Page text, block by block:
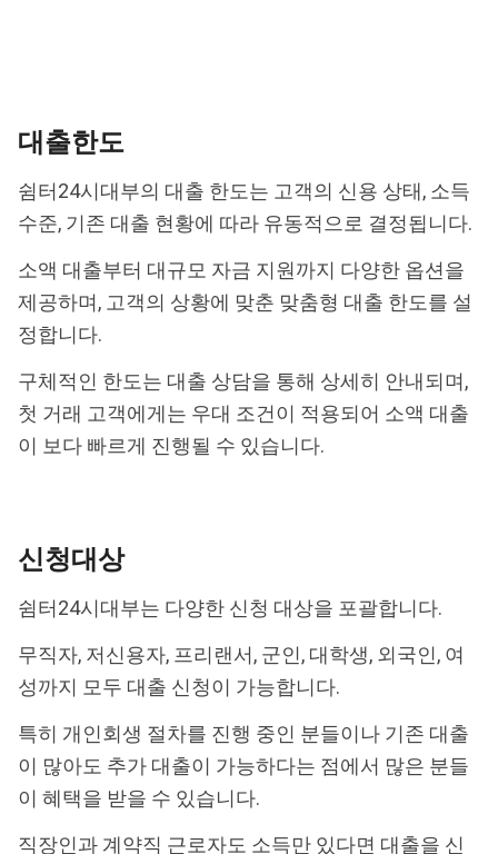
대출한도
쉼터24시대부의 대출 한도는 고객의 신용 상태, 소득
수준, 기존 대출 현황에 따라 유동적으로 결정됩니다.
소액 대출부터 대규모 자금 지원까지 다양한 옵션을
제공하며, 고객의 상황에 맞춘 맞춤형 대출 한도를 설
정합니다.
구체적인 한도는 대출 상담을 통해 상세히 안내되며,
첫 거래 고객에게는 우대 조건이 적용되어 소액 대출
이 보다 빠르게 진행될 수 있습니다.
신청대상
쉼터24시대부는 다양한 신청 대상을 포괄합니다.
무직자, 저신용자, 프리랜서, 군인, 대학생, 외국인, 여
성까지 모두 대출 신청이 가능합니다.
특히 개인회생 절차를 진행 중인 분들이나 기존 대출
이 많아도 추가 대출이 가능하다는 점에서 많은 분들
이 혜택을 받을 수 있습니다.
직장인과 계약직 근로자도 소득만 있다면 대출을 신